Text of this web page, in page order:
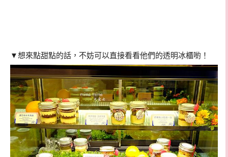
▼想來點甜點的話，不妨可以直接看看他們的透明冰櫃喲！